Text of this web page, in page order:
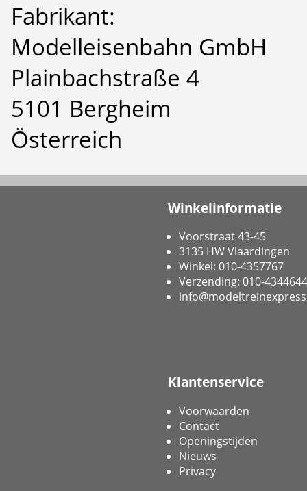
Fabrikant:
Modelleisenbahn GmbH
Plainbachstraße 4
5101 Bergheim
Österreich
Winkelinformatie
Voorstraat 43-45
3135 HW Vlaardingen
Winkel: 010-4357767
Verzending: 010-4344644
Klantenservice
Voorwaarden
Contact
Openingstijden
Nieuws
Privacy